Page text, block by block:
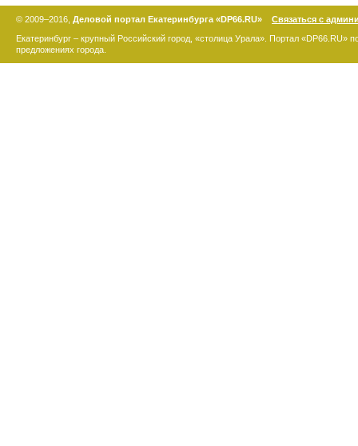
© 2009–2016, Деловой портал Екатеринбурга «DP66.RU»
Связаться с
Екатеринбург – крупный Российский город, «столица Урала». Портал «DP66.RU»
предложениях города.